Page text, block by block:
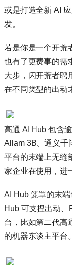
或是打造全新 AI
发。
若是你是一个开荒
也有了更费事的需
大步，闪开荒者聘
在不同类型的出动
高通 AI Hub 包含
Allam 3B、通义千
平台的末端上无缝
家企业在使用，进
AI Hub 笼罩的末
Hub 可支捏出动
台，比如第二代高
的机器东谈主平台。